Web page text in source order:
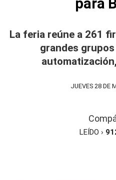
para
La feria reúne a 261
grandes
JUEVES 28 DE
LEÍDO ›